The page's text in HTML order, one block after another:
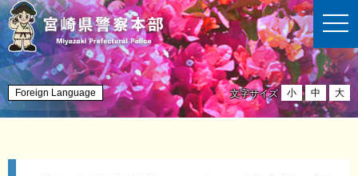
t
o
g
l
e
n
a
v
Foreign Language 文字サイズ 小 中 大